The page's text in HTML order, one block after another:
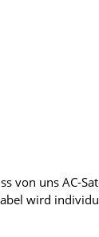
von uns AC-
wird